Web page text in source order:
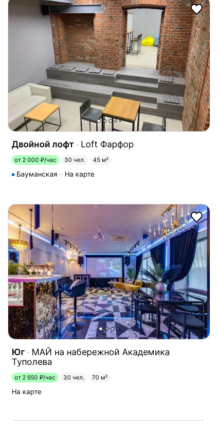
Двойной лофт Loft Фарфор
от 2 000 ₽/час 30 чел. 45 м²
Бауманская На карте
Юг
МАЙ на набережной Академика
Туполева
от 2 650 ₽/час 30 чел. 70 м²
На карте